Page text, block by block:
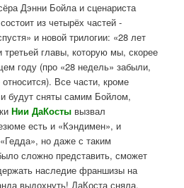
Дэнни Бойла и сценариста
из четырёх частей -
и новой трилогии: «28 лет
третьей главы, которую мы, скорее
году (про «28 недель» забыли,
Все части, кроме
будут сняты самим Бойлом,
Нии ДаКосты вызвал
есть и «Кэндимен», и
но даже с таким
сложно представить, сможет
наследие франшизы на
выдохнуть! ДаКоста сняла,